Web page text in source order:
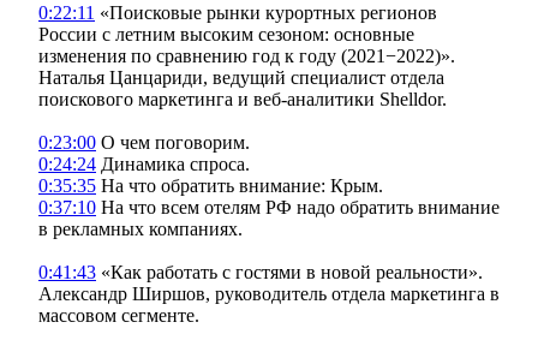
0:22:11 «Поисковые рынки курортных регионов
России с летним высоким сезоном: основные
изменения по сравнению год к году (2021−2022)».
Наталья Цанцариди, ведущий специалист отдела
поискового маркетинга и веб-аналитики Shelldor.
0:23:00 О чем поговорим.
0:24:24 Динамика спроса.
0:35:35 На что обратить внимание: Крым.
0:37:10 На что всем отелям РФ надо обратить внимание
в рекламных компаниях.
0:41:43 «Как работать с гостями в новой реальности».
Александр Ширшов, руководитель отдела маркетинга в
массовом сегменте.